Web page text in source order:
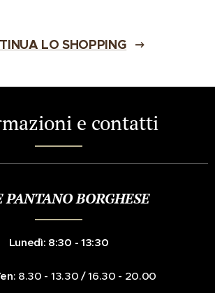
LO SHOPPING
e contatti
PANTANO BORGHESE
Lunedì: 8:30 - 13:30
: 8.30 - 13.30 / 16.30 - 20.00